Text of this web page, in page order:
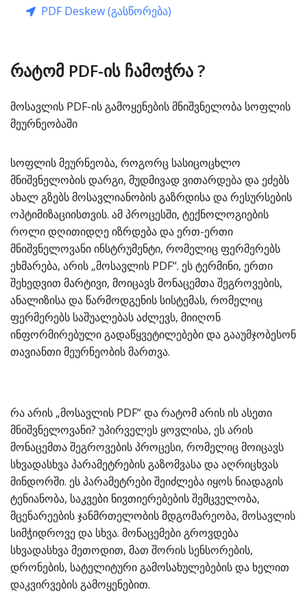
PDF Deskew (გასწორება)
რატომ PDF-ის ჩამოჭრა ?
მოსავლის PDF-ის გამოყენების მნიშვნელობა სოფლის
მეურნეობაში
სოფლის მეურნეობა, როგორც სასიცოცხლო
მნიშვნელობის დარგი, მუდმივად ვითარდება და ეძებს
ახალ გზებს მოსავლიანობის გაზრდისა და რესურსების
ოპტიმიზაციისთვის. ამ პროცესში, ტექნოლოგიების
როლი დღითიდღე იზრდება და ერთ-ერთი
მნიშვნელოვანი ინსტრუმენტი, რომელიც ფერმერებს
ეხმარება, არის „მოსავლის PDF“. ეს ტერმინი, ერთი
შეხედვით მარტივი, მოიცავს მონაცემთა შეგროვების,
ანალიზისა და წარმოდგენის სისტემას, რომელიც
ფერმერებს საშუალებას აძლევს, მიიღონ
ინფორმირებული გადაწყვეტილებები და გააუმჯობესონ
თავიანთი მეურნეობის მართვა.
რა არის „მოსავლის PDF“ და რატომ არის ის ასეთი
მნიშვნელოვანი? უპირველეს ყოვლისა, ეს არის
მონაცემთა შეგროვების პროცესი, რომელიც მოიცავს
სხვადასხვა პარამეტრების გაზომვასა და აღრიცხვას
მინდორში. ეს პარამეტრები შეიძლება იყოს ნიადაგის
ტენიანობა, საკვები ნივთიერებების შემცველობა,
მცენარეების ჯანმრთელობის მდგომარეობა, მოსავლის
სიმჭიდროვე და სხვა. მონაცემები გროვდება
სხვადასხვა მეთოდით, მათ შორის სენსორების,
დრონების, სატელიტური გამოსახულებების და ხელით
დაკვირვების გამოყენებით.